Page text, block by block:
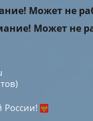
Может не
Может не
России!